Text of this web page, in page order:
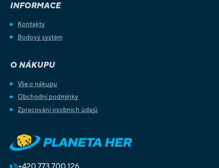
INFORMACE
Kontakty
Bodový systém
O NÁKUPU
Vše o nákupu
Obchodní podmínky
Zpracování osobních údajů